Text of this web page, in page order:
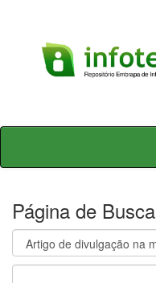
Skip
Página de Busca